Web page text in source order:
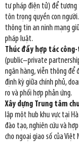
tư pháp điện tử) để tương
tôn trọng quyền con
thông tin an ninh mạng
pháp luật.
Thúc đẩy hợp tác
(public–private
ngân hàng, viễn thông để
định kỳ giữa chính phủ,
ro và phối hợp phản ứng.
Xây dựng Trung tâm
lập một hub khu vực tại
đào tạo, nghiên cứu và
cho ngoại giao số của Việt